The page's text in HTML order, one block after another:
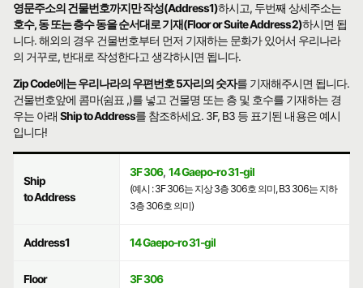
영문주소의 건물번호까지만 작성(Address1)하시고, 두번째 상세주소는
호수, 동 또는 층수 동을 순서대로 기재(Floor or Suite Address2)하시면 됩
니다. 해외의 경우 건물번호부터 먼저 기재하는 문화가 있어서 우리나라
의 거꾸로, 반대로 작성한다고 생각하시면 됩니다.
Zip Code에는 우리나라의 우편번호 5자리의 숫자를 기재해주시면 됩니다.
건물번호앞에 콤마(쉼표 ,)를 넣고 건물명 또는 층 및 호수를 기재하는 경
우는 아래Ship to Address를 참조하세요. 3F, B3 등 표기된 내용은 예시
입니다!
Ship
to Address
3F 306, 14 Gaepo-ro 31-gil
(예시 : 3F 306는 지상 3층 306호 의미, B3 306는 지하
3층 306호 의미)
Address1 14 Gaepo-ro 31-gil
Floor
3F 306